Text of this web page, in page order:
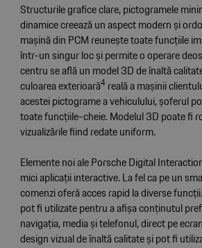
Structurile grafice clare, pictogramele
dinamice creează un aspect modern și
mașină din PCM reunește toate funcțiile
într-un singur loc și permite o operare
centru se află un model 3D de înaltă
culoarea exterioară4reală a mașinii
acestei pictograme a vehiculului, șoferul
toate funcțiile-cheie. Modelul 3D poate fi
vizualizările fiind redate uniform.
Elemente noi ale Porsche Digital
mici aplicații interactive. La fel ca pe un
comenzi oferă acces rapid la diverse
pot fi utilizate pentru a afișa conținutul
navigația, media și telefonul, direct pe
design vizual de înaltă calitate și pot fi